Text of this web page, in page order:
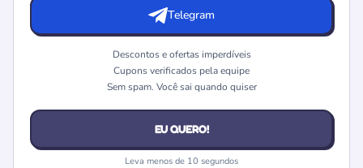
Telegram
Descontos e ofertas imperdíveis
Cupons verificados pela equipe
Sem spam. Você sai quando quiser
EU QUERO!
Leva menos de 10 segundos